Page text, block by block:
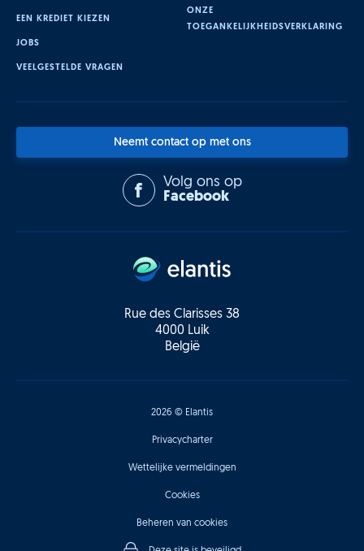
Rue des Clarisses 38
4000 Luik
België
EEN KREDIET KIEZEN
JOBS
VEELGESTELDE VRAGEN
ONZE
TOEGANKELIJKHEIDSVERKLARING
Neemt contact op met ons
Volg ons op
Facebook
2026 © Elantis
Privacycharter
Wettelijke vermeldingen
Cookies
Beheren van cookies